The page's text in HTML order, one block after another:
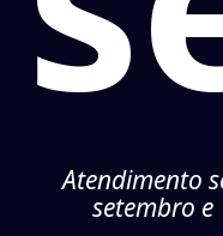
Atendimento
setembro e